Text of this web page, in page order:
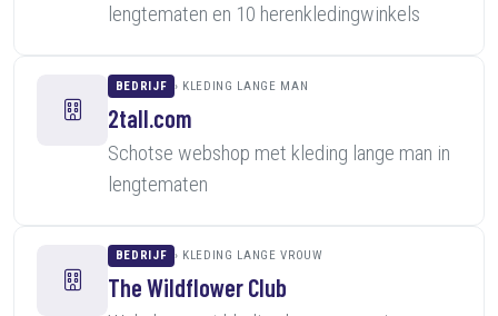
lengtematen en 10 herenkledingwinkels
BEDRIJF KLEDING LANGE MAN
2tall.com
Schotse webshop met kleding lange man in
lengtematen
BEDRIJF KLEDING LANGE VROUW
The Wildflower Club